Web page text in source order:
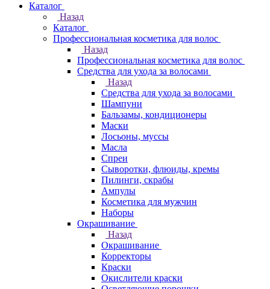
Каталог
Назад
Каталог
Профессиональная косметика для волос
Назад
Профессиональная косметика для волос
Средства для ухода за волосами
Назад
Средства для ухода за волосами
Шампуни
Бальзамы, кондиционеры
Маски
Лосьоны, муссы
Масла
Спреи
Сыворотки, флюиды, кремы
Пилинги, скрабы
Ампулы
Косметика для мужчин
Наборы
Окрашивание
Назад
Окрашивание
Корректоры
Краски
Окислители краски